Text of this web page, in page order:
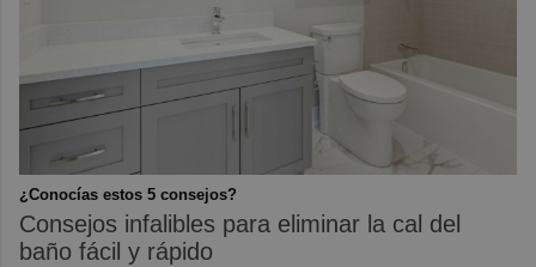
¿Conocías estos 5 consejos?
Consejos infalibles para eliminar la cal del
baño fácil y rápido